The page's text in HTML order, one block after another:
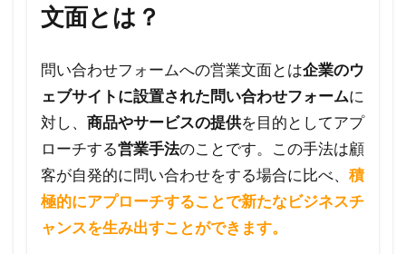
ォー
ムへ
業文
面と
は？
1.1
営業
担当
者が
文面とは？
問い合わせフォームへの営業文面とは企業のウ
ェブサイトに設置された問い合わせフォームに
対し、 商品やサービスの提供を目的としてアプ
ローチする営業手法のことです。この手法は顧
客が自発的に問い合わせをする場合に比べ、 積
極的にアプローチすることで新たなビジネスチ
ャンスを生み出すことができます。